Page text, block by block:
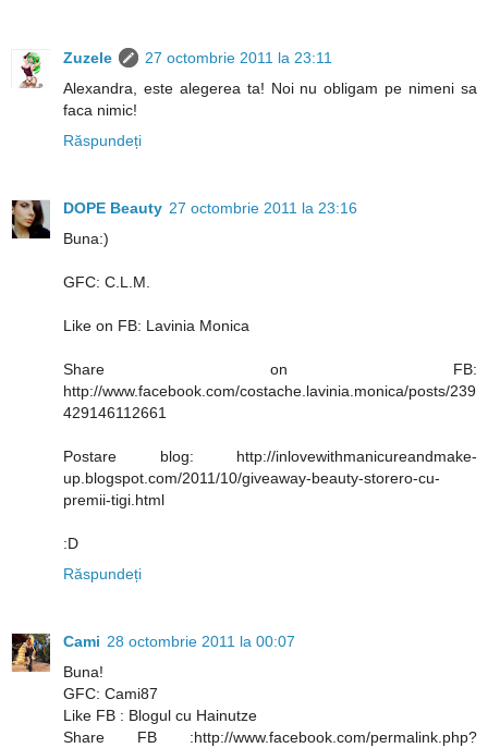
Zuzele
27 octombrie 2011 la 23:11
Alexandra, este alegerea ta! Noi nu obligam pe nimeni sa
faca nimic!
Răspundeți
DOPE Beauty 27 octombrie 2011 la 23:16
Buna:)
GFC: C.L.M.
Like on FB: Lavinia Monica
Share on FB:
http://www.facebook.com/costache.lavinia.monica/posts/239
429146112661
Postare blog: http://inlovewithmanicureandmake-
up.blogspot.com/2011/10/giveaway-beauty-storero-cu-
premii-tigi.html
:D
Răspundeți
Cami 28 octombrie 2011 la 00:07
Buna!
GFC: Cami87
Like FB : Blogul cu Hainutze
Share FB :http://www.facebook.com/permalink.php?